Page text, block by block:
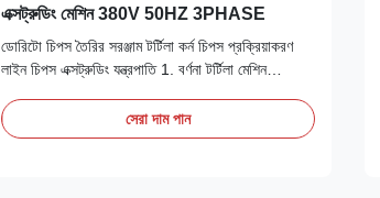
এক্সট্রুডিং মেশিন 380V 50HZ 3PHASE
ডোরিটো চিপস তৈরির সরঞ্জাম টর্টিলা কর্ন চিপস প্রক্রিয়াকরণ
লাইন চিপস এক্সট্রুডিং যন্ত্রপাতি 1. বর্ণনা টর্টিলা মেশিন
করা পণ্য।যন্ত্রপাতি পাঠান স্তরের ড্রাইভ এবং সহজ অপারেশন
বৈশিষ্ট্য পেয়েছে.শেপ মেকার রোলার প্রেসিং পদ্ধতি ব্যবহার
সেরা দাম পান